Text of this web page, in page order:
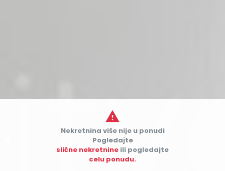

Nekretnina više nije u ponudi
Pogledajte
slične nekretnine ili pogledajte
celu ponudu.